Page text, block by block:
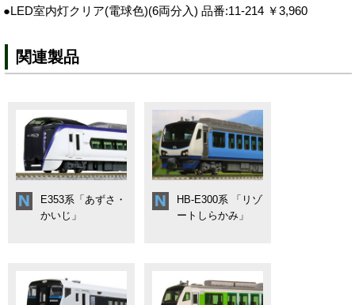
●LED室内灯クリア(電球色)(6両分入) 品番:11-214 ￥3,960
関連製品
E353系「あずさ・
かいじ」
HB-E300系 「リゾ
ートしらかみ」